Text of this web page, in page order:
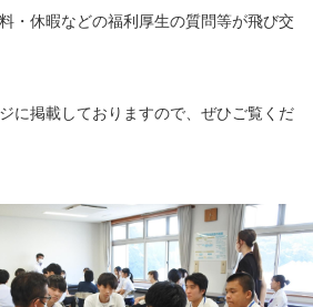
・休暇などの福利厚生の質問等が飛び交
に掲載しておりますので、ぜひご覧くだ